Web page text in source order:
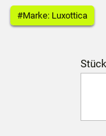
#Marke: Luxottica